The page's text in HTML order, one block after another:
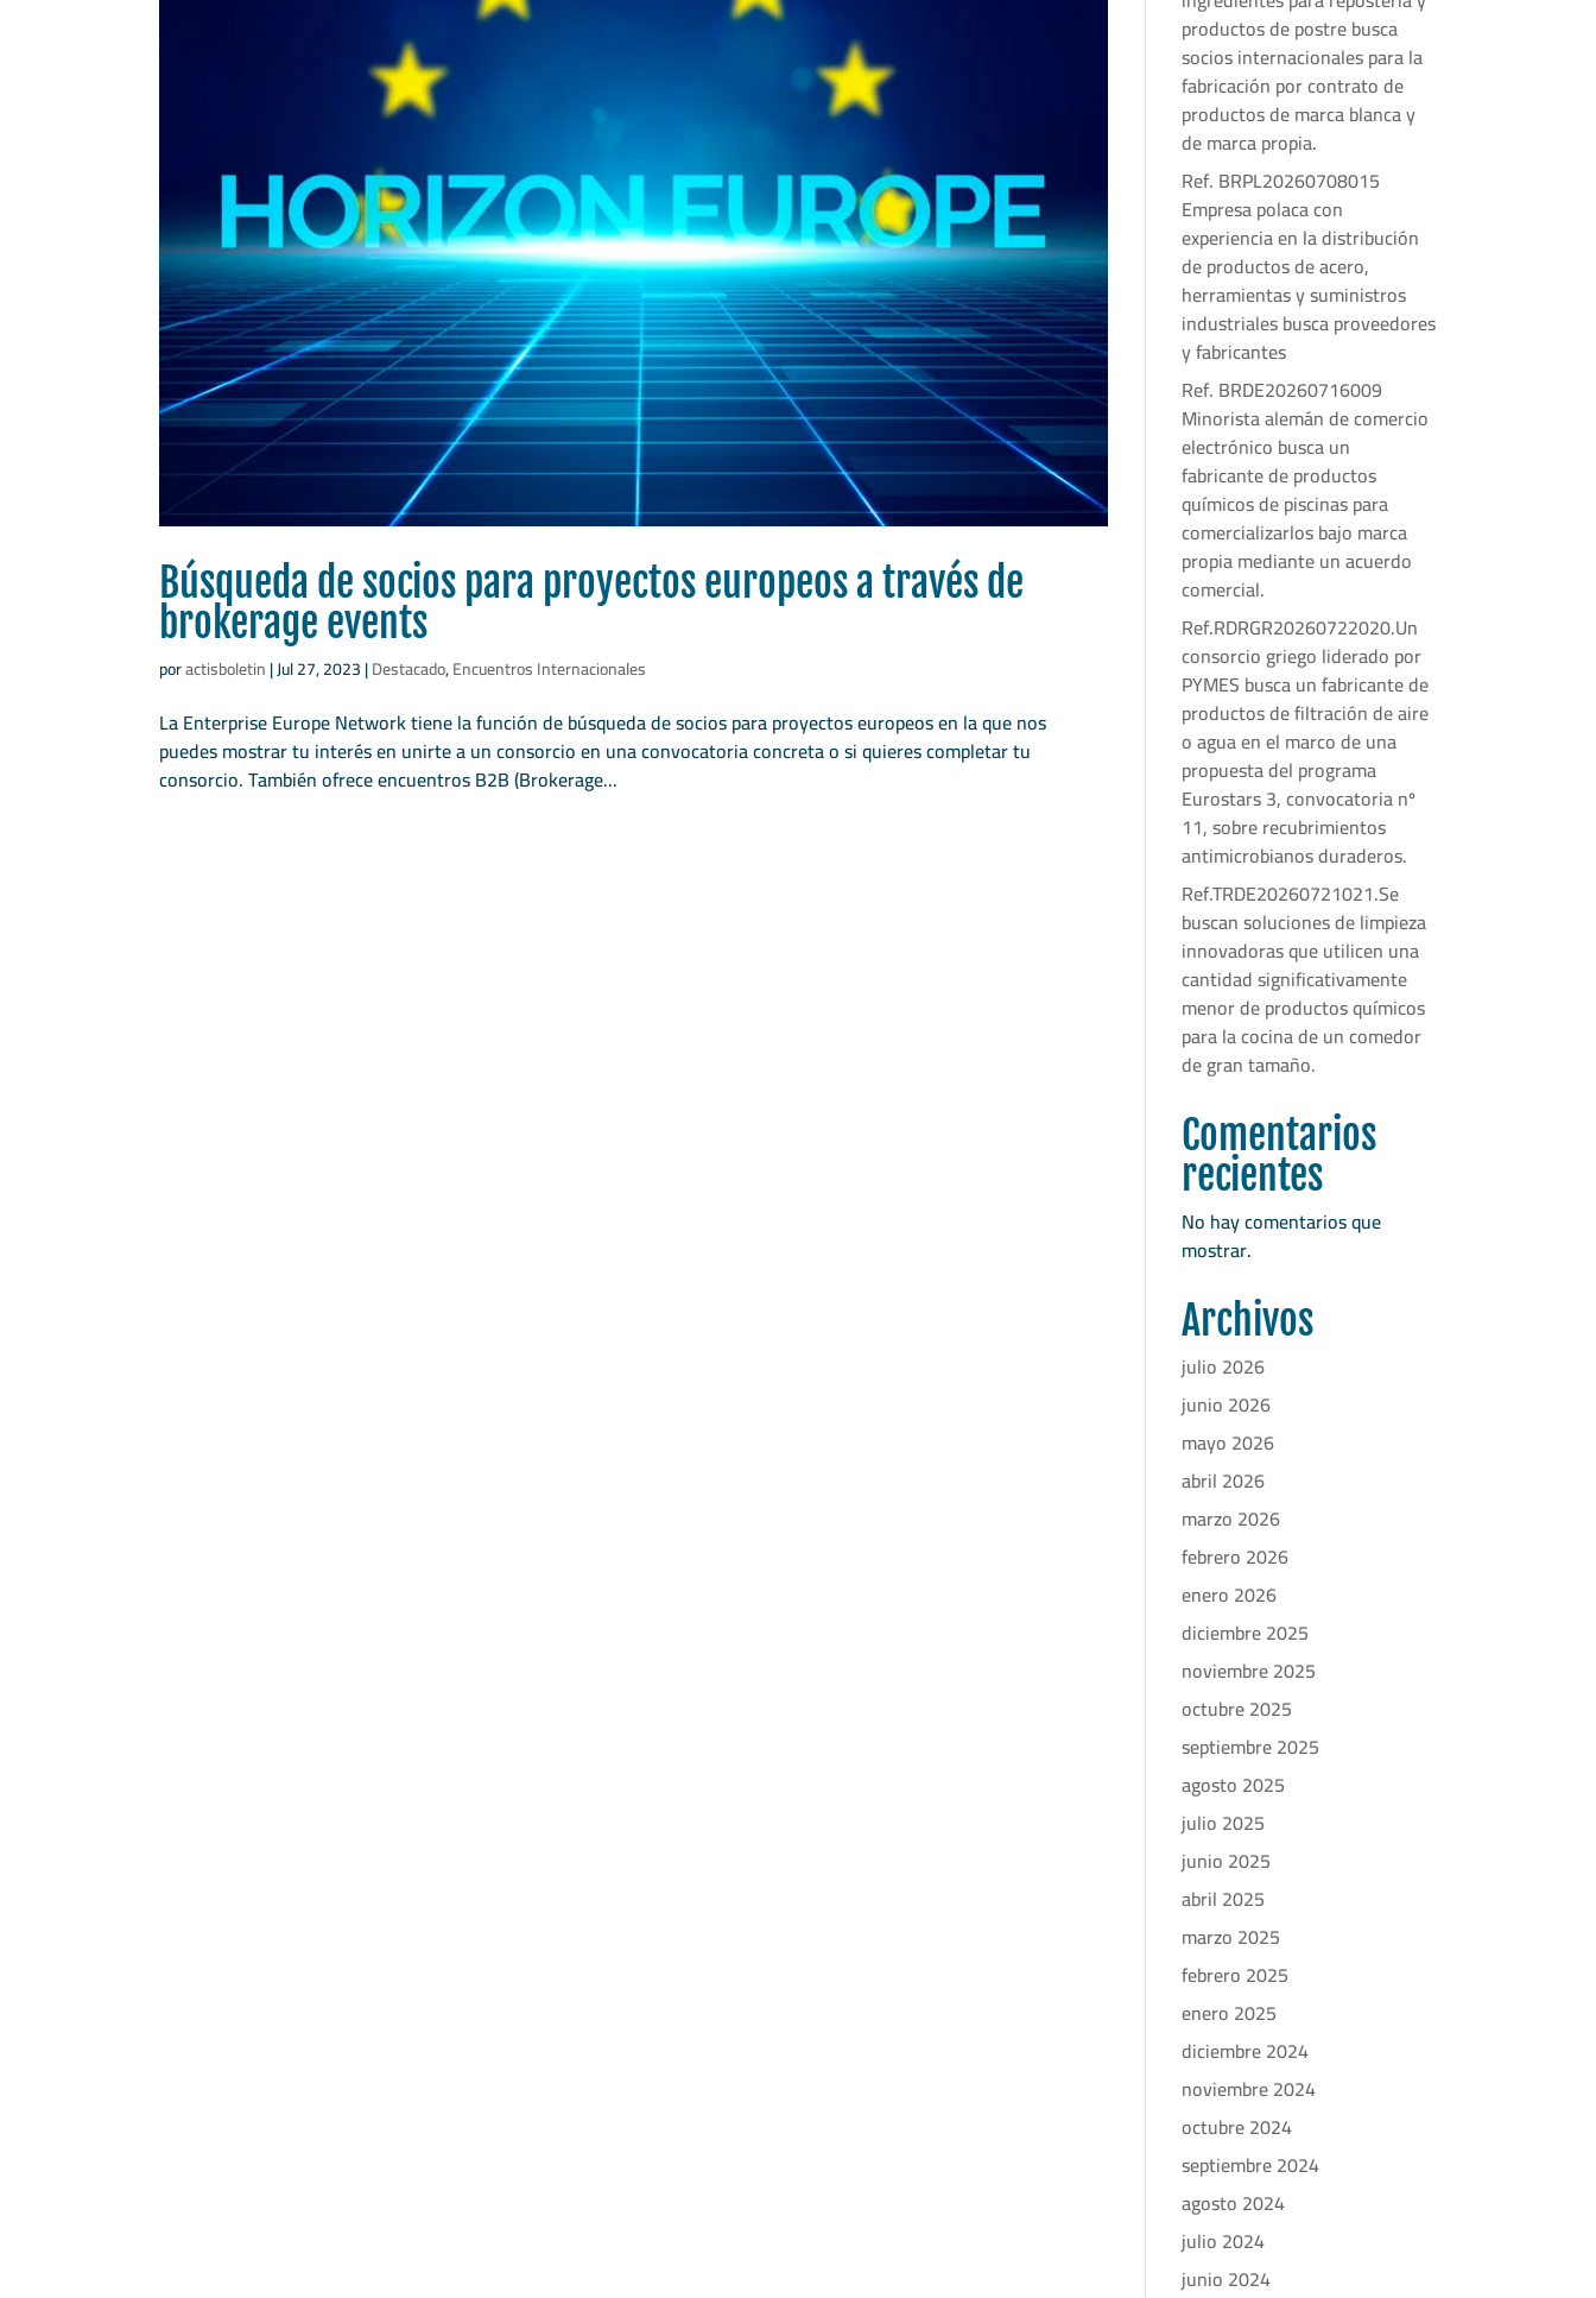
Búsqueda de socios para proyectos europeos a través de
brokerage events
poractisboletin|Jul 27, 2023|Destacado,Encuentros Internacionales
La Enterprise Europe Network tiene la función de búsqueda de socios para proyectos europeos en la que nos
puedes mostrar tu interés en unirte a un consorcio en una convocatoria concreta o si quieres completar tu
consorcio. También ofrece encuentros B2B (Brokerage...
productos de postre busca
socios internacionales para la
fabricación por contrato de
productos de marca blanca y
de marca propia.
Ref. BRPL20260708015
Empresa polaca con
experiencia en la distribución
de productos de acero,
herramientas y suministros
industriales busca proveedores
y fabricantes
Ref. BRDE20260716009
Minorista alemán de comercio
electrónico busca un
fabricante de productos
químicos de piscinas para
comercializarlos bajo marca
propia mediante un acuerdo
comercial.
Ref.RDRGR20260722020.Un
consorcio griego liderado por
PYMES busca un fabricante de
productos de filtración de aire
o agua en el marco de una
propuesta del programa
Eurostars 3, convocatoria nº
11, sobre recubrimientos
antimicrobianos duraderos.
Ref.TRDE20260721021.Se
buscan soluciones de limpieza
innovadoras que utilicen una
cantidad significativamente
menor de productos químicos
para la cocina de un comedor
de gran tamaño.
Comentarios
recientes
No hay comentarios que
mostrar.
Archivos
julio 2026
junio 2026
mayo 2026
abril 2026
marzo 2026
febrero 2026
enero 2026
diciembre 2025
noviembre 2025
octubre 2025
septiembre 2025
agosto 2025
julio 2025
junio 2025
abril 2025
marzo 2025
febrero 2025
enero 2025
diciembre 2024
noviembre 2024
octubre 2024
septiembre 2024
agosto 2024
julio 2024
junio 2024